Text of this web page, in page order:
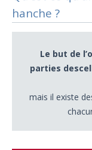
hanche ?
Le but de
parties
mais il existe